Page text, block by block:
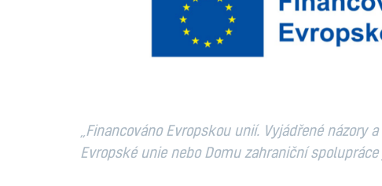
„Financováno Evropskou unií. Vyjádřené
Evropské unie nebo Domu zahraniční